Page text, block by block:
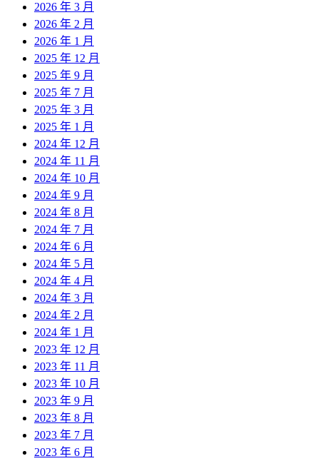
2026 年 3 月
2026 年 2 月
2026 年 1 月
2025 年 12 月
2025 年 9 月
2025 年 7 月
2025 年 3 月
2025 年 1 月
2024 年 12 月
2024 年 11 月
2024 年 10 月
2024 年 9 月
2024 年 8 月
2024 年 7 月
2024 年 6 月
2024 年 5 月
2024 年 4 月
2024 年 3 月
2024 年 2 月
2024 年 1 月
2023 年 12 月
2023 年 11 月
2023 年 10 月
2023 年 9 月
2023 年 8 月
2023 年 7 月
2023 年 6 月